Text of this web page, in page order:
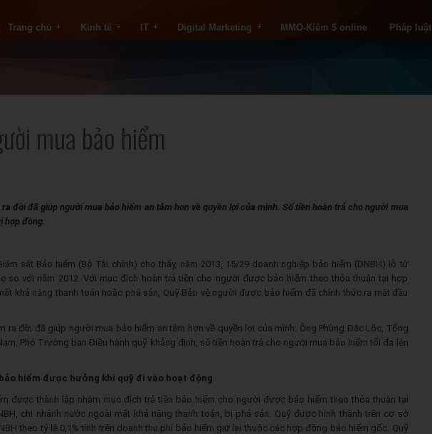
Trang chủ Kinh tế IT Digital Marketing MMO-Kiếm $ online Pháp luật
mua bảo hiểm
đời đã giúp người mua bảo hiểm an tâm hơn về quyền lợi của mình. Số tiền hoàn trả cho người mua
hợp đồng.
sát Bảo hiểm (Bộ Tài chính) cho thấy, năm 2013, 15/29 doanh nghiệp bảo hiểm (DNBH) lỗ từ
so với năm 2012. Với mục đích hoàn trả tiền cho người được bảo hiểm theo thỏa thuận tại hợp
khả năng thanh toán hoặc phá sản, Quỹ Bảo vệ người được bảo hiểm đã chính thức ra mắt đầu
ra đời đã giúp người mua bảo hiểm an tâm hơn về quyền lợi của mình. Ông Phùng Đắc Lộc, Tổng
Phó Trưởng ban Điều hành quỹ khẳng định, số tiền hoàn trả cho người mua bảo hiểm tối đa lên
hiểm được hưởng khi quỹ đi vào hoạt động
được thành lập nhằm mục đích trả tiền bảo hiểm cho người được bảo hiểm theo thỏa thuận tại
chi nhánh nước ngoài mất khả năng thanh toán, bị phá sản. Quỹ được hình thành trên cơ sở
theo tỷ lệ 0,1% tính trên doanh thu phí bảo hiểm giữ lại thuộc các hợp đồng bảo hiểm gốc. Quỹ